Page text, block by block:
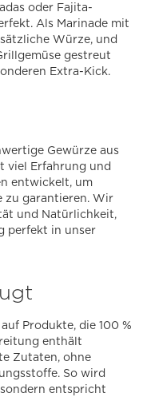
oder Fajita-
Als Marinade mit
Würze, und
gestreut
Extra-Kick.
Gewürze aus
viel Erfahrung und
entwickelt, um
zu garantieren. Wir
und Natürlichkeit,
perfekt in unser
Produkte, die 100 %
enthält
Zutaten, ohne
So wird
entspricht